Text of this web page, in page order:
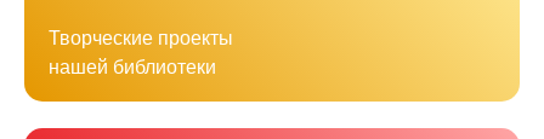
Творческие проекты
нашей библиотеки